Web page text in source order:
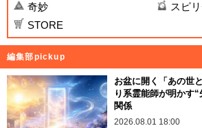
奇妙
スピ
STORE
編集部pickup
お盆に開く「あの世
り系霊能師が明かす
関係
2026.08.01 18:00